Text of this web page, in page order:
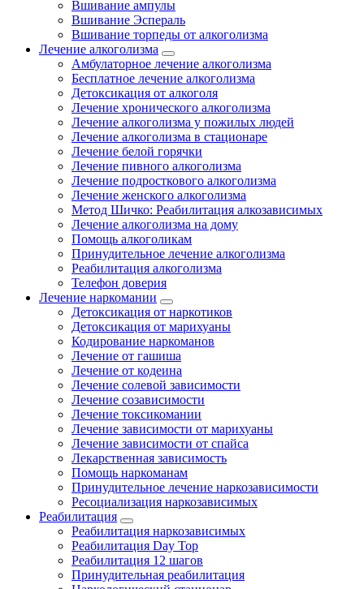
Вшивание ампулы
Вшивание Эспераль
Вшивание торпеды от алкоголизма
Лечение алкоголизма
Амбулаторное лечение алкоголизма
Бесплатное лечение алкоголизма
Детоксикация от алкоголя
Лечение хронического алкоголизма
Лечение алкоголизма у пожилых людей
Лечение алкоголизма в стационаре
Лечение белой горячки
Лечение пивного алкоголизма
Лечение подросткового алкоголизма
Лечение женского алкоголизма
Метод Шичко: Реабилитация алкозависимых
Лечение алкоголизма на дому
Помощь алкоголикам
Принудительное лечение алкоголизма
Реабилитация алкоголизма
Телефон доверия
Лечение наркомании
Детоксикация от наркотиков
Детоксикация от марихуаны
Кодирование наркоманов
Лечение от гашиша
Лечение от кодеина
Лечение солевой зависимости
Лечение созависимости
Лечение токсикомании
Лечение зависимости от марихуаны
Лечение зависимости от спайса
Лекарственная зависимость
Помощь наркоманам
Принудительное лечение наркозависимости
Ресоциализация наркозависимых
Реабилитация
Реабилитация наркозависимых
Реабилитация Day Top
Реабилитация 12 шагов
Принудительная реабилитация